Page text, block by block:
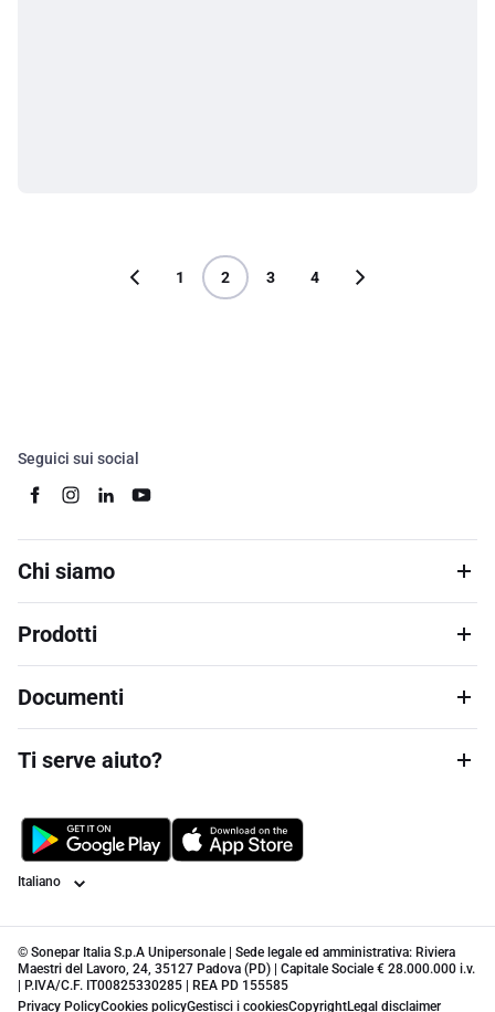
1 2 3 4
Seguici sui social
Chi siamo
Prodotti
Documenti
Ti serve aiuto?
Lingua
© Sonepar Italia S.p.A Unipersonale | Sede legale ed amministrativa: Riviera
Maestri del Lavoro, 24, 35127 Padova (PD) | Capitale Sociale € 28.000.000 i.v.
| P.IVA/C.F. IT00825330285 | REA PD 155585
Privacy PolicyCookies policyGestisci i cookiesCopyrightLegal disclaimer